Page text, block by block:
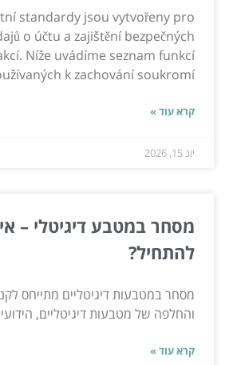
standardy jsou vytvořeny pro
o účtu a zajištění bezpečných
Níže uvádíme seznam funkcí
k zachování soukromí...
קרא עוד »
יונ 15, 2026
מסחר במטבע דיגיטלי –
להתחיל?
מסחר במטבעות דיגיטליים מתייחס
והחלפה של מטבעות דיגיטליים,
קרא עוד »